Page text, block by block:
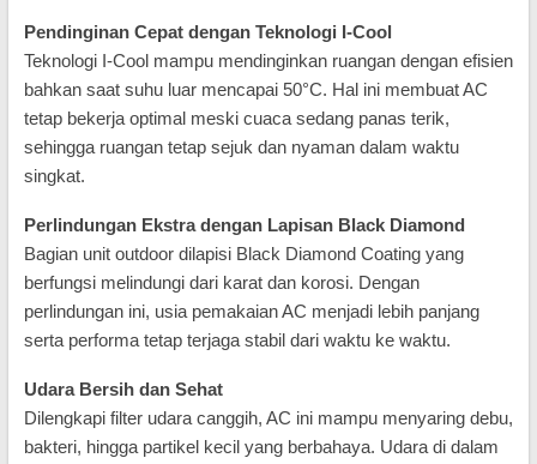
Pendinginan Cepat dengan Teknologi I-Cool
Teknologi I-Cool mampu mendinginkan ruangan dengan efisien
bahkan saat suhu luar mencapai 50°C. Hal ini membuat AC
tetap bekerja optimal meski cuaca sedang panas terik,
sehingga ruangan tetap sejuk dan nyaman dalam waktu
singkat.
Perlindungan Ekstra dengan Lapisan Black Diamond
Bagian unit outdoor dilapisi Black Diamond Coating yang
berfungsi melindungi dari karat dan korosi. Dengan
perlindungan ini, usia pemakaian AC menjadi lebih panjang
serta performa tetap terjaga stabil dari waktu ke waktu.
Udara Bersih dan Sehat
Dilengkapi filter udara canggih, AC ini mampu menyaring debu,
bakteri, hingga partikel kecil yang berbahaya. Udara di dalam